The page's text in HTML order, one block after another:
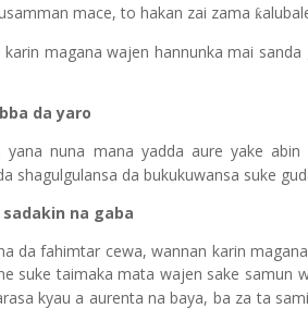
mace, to hakan zai zama ƙ
magana wajen hannunka mai
da yaro
yana nuna mana yadda aure yake
shagulgulansa da bukukuwansa suke
na gaba
da fahimtar cewa, wannan karin
suke taimaka mata wajen sake samun
kyau a aurenta na baya, ba za ta